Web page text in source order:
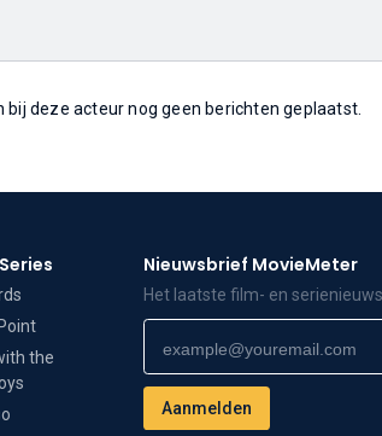
bij deze acteur nog geen berichten geplaatst.
the
Nieuwsbrief MovieMeter
Het laatste film- en